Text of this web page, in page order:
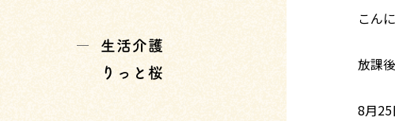
こん
放課
8月
生活介護
りっと桜